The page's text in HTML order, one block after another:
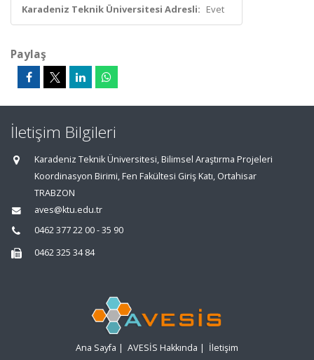
Karadeniz Teknik Üniversitesi Adresli: Evet
Paylaş
İletişim Bilgileri
Karadeniz Teknik Üniversitesi, Bilimsel Araştırma Projeleri
Koordinasyon Birimi, Fen Fakültesi Giriş Katı, Ortahisar
TRABZON
aves@ktu.edu.tr
0462 377 22 00 - 35 90
0462 325 34 84
Ana Sayfa | AVESİS Hakkında | İletişim